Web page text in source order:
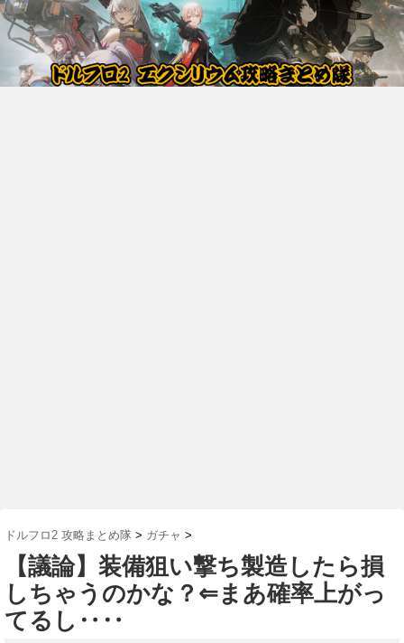
ドルフロ2 攻略まとめ隊 > ガチャ >
【議論】装備狙い撃ち製造したら損
しちゃうのかな？⇐まあ確率上がっ
てるし‥‥